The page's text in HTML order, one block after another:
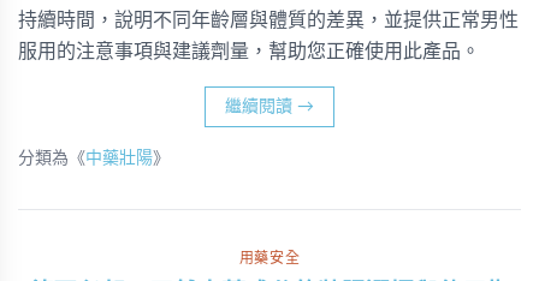
持續時間，說明不同年齡層與體質的差異，並提供正常男性
服用的注意事項與建議劑量，幫助您正確使用此產品。
繼續閱讀 →
分類為《中藥壯陽》
用藥安全